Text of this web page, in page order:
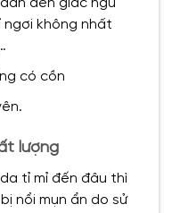
đến giấc ngủ
ngơi không nhất
có cồn
lượng
tỉ mỉ đến đâu thì
nổi mụn ẩn do sử